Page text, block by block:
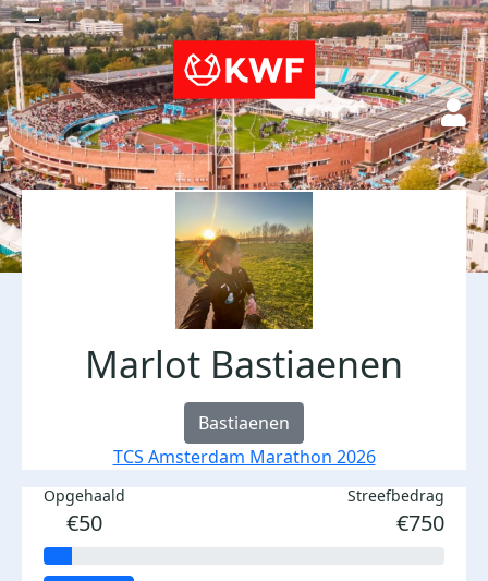
Marlot Bastiaenen
Bastiaenen
TCS Amsterdam Marathon 2026
Opgehaald
€50
Streefbedrag
€750